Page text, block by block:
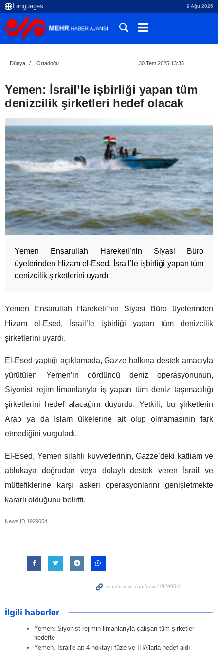
9 Ağu 2026
Dünya Ortadoğu 30 Tem 2025 13:35
Yemen: İsrail’le işbirliği yapan tüm
denizcilik şirketleri hedef olacak
Yemen Ensarullah Hareketi’nin Siyasi Büro
üyelerinden Hizam el-Esed, İsrail’le işbirliği yapan tüm
denizcilik şirketlerini uyardı.
Yemen Ensarullah Hareketi’nin Siyasi Büro üyelerinden
Hizam el-Esed, İsrail’le işbirliği yapan tüm denizcilik
şirketlerini uyardı.
El-Esed yaptığı açıklamada, Gazze halkına destek amacıyla
yürütülen Yemen’in dördüncü deniz operasyonunun,
Siyonist rejim limanlarıyla iş yapan tüm deniz taşımacılığı
şirketlerini hedef alacağını duyurdu. Yetkili, bu şirketlerin
Arap ya da İslam ülkelerine ait olup olmamasının fark
etmediğini vurguladı.
El-Esed, Yemen silahlı kuvvetlerinin, Gazze’deki katliam ve
ablukaya doğrudan veya dolaylı destek veren İsrail ve
müttefiklerine karşı askeri operasyonlarını genişletmekte
kararlı olduğunu belirtti.
News ID 1929054
İlgili haberler
Yemen: Siyonist rejimin limanlarıyla çalışan tüm şirketler
hedefte
Yemen, İsrail'e ait 4 noktayı füze ve İHA'larla hedef aldı